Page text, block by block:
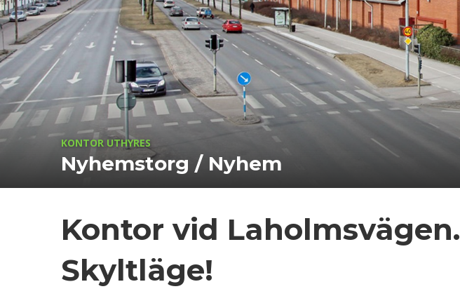
KONTOR UTHYRES
Nyhemstorg / Nyhem
Kontor vid Laholmsvägen.
Skyltläge!